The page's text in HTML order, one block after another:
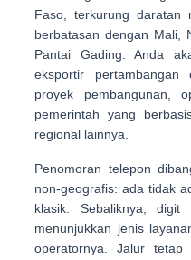
Faso , terkurung
berbatasan dengan Mali,
Pantai Gading. Anda
eksportir
proyek pembangunan
pemerintah yang
regional lainnya.
Penomoran telepon
non-geografis: adatidak
klasik. Sebaliknya,
menunjukkan jenis
operatornya. Jalur